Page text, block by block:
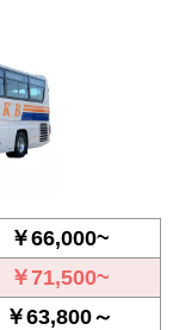
￥66,000~
￥71,500~
￥63,800～